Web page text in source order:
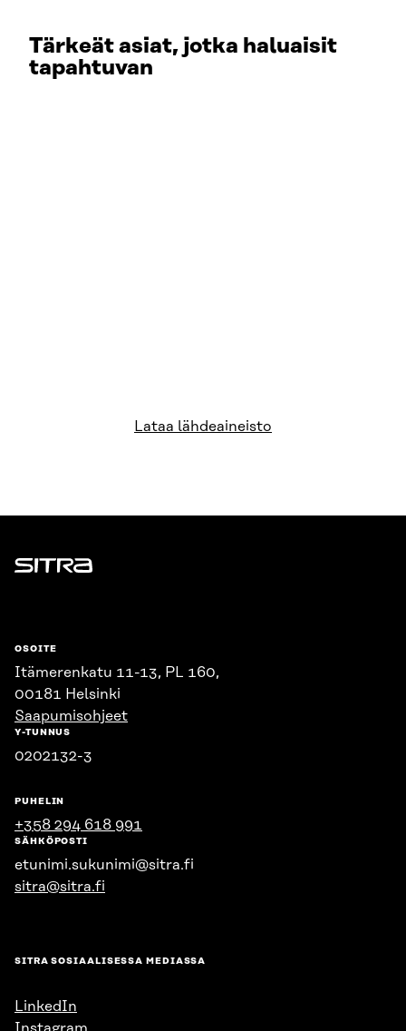
Tärkeät asiat, jotka haluaisit
tapahtuvan
Lataa lähdeaineisto
Sitra
OSOITE
Itämerenkatu 11-13, PL 160,
00181 Helsinki
Saapumisohjeet
Y-TUNNUS
0202132-3
PUHELIN
+358 294 618 991
SÄHKÖPOSTI
etunimi.sukunimi@sitra.fi
sitra@sitra.fi
SITRA SOSIAALISESSA MEDIASSA
LinkedIn